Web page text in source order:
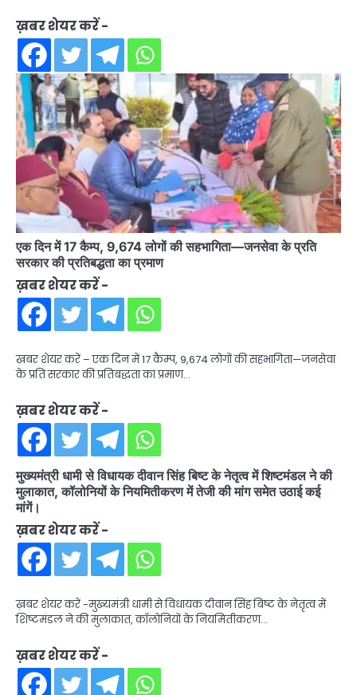
ख़बर शेयर करें -
एक दिन में 17 कैम्प, 9,674 लोगों की सहभागिता—जनसेवा के प्रति
सरकार की प्रतिबद्धता का प्रमाण
ख़बर शेयर करें -
ख़बर शेयर करें – एक दिन में 17 कैम्प, 9,674 लोगों की सहभागिता—जनसेवा
के प्रति सरकार की प्रतिबद्धता का प्रमाण…
ख़बर शेयर करें -
मुख्यमंत्री धामी से विधायक दीवान सिंह बिष्ट के नेतृत्व में शिष्टमंडल ने की
मुलाकात, कॉलोनियों के नियमितीकरण में तेजी की मांग समेत उठाई कई
मांगें।
ख़बर शेयर करें -
ख़बर शेयर करें -मुख्यमंत्री धामी से विधायक दीवान सिंह बिष्ट के नेतृत्व में
शिष्टमंडल ने की मुलाकात, कॉलोनियों के नियमितीकरण…
ख़बर शेयर करें -